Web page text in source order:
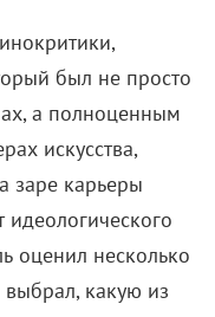
был не просто
а полноценным
искусства,
заре карьеры
оценил несколько
выбрал, какую из